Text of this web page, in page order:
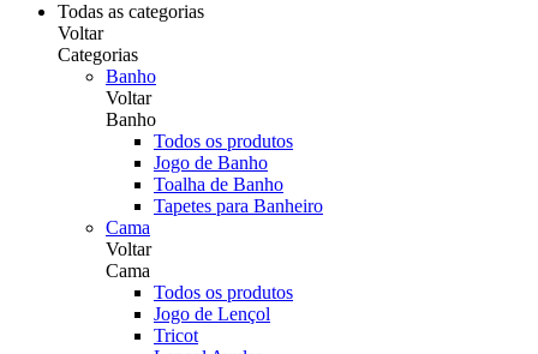
Todas as categorias
Voltar
Categorias
Banho
Voltar
Banho
Todos os produtos
Jogo de Banho
Toalha de Banho
Tapetes para Banheiro
Cama
Voltar
Cama
Todos os produtos
Jogo de Lençol
Tricot